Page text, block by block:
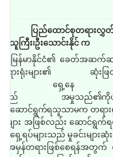
ပြည်ထောင်စုတရားလွှ
းသူကြီး၊ဦးသောင်းနိုင် က
မြန်မာနိုင်ငံ၏ ခေတ်အဆက်
ရားရုံးများ၏ ဆုံးဖြ
ရှေ့နေ ရှ
ားသည် အမှုသည်၏ကိုယ်
စ် ဆောင်ရွက်ရသူသာမက တရား
များ အဖြစ်လည်း ဆောင်ရွက်ရပ
ေရှေ့ရပ်များသည် မှုခင်းများ
အမှန်တရားဖြစ်စေရန်အတွက်